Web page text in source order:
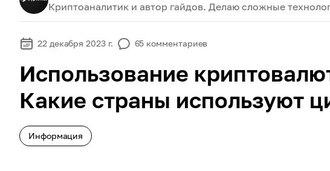
Криптоаналитик и автор гайдов. Делаю сложные
22 декабря 2023 г. 65 комментариев
Использование
Какие страны используют
Информация